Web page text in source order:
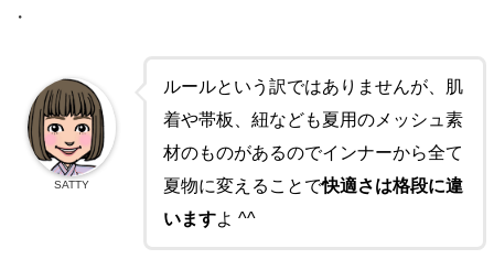
・
ルールという訳ではありませんが、肌
着や帯板、紐なども夏用のメッシュ素
材のものがあるのでインナーから全て
夏物に変えることで快適さは格段に違
いますよ ^^
SATTY